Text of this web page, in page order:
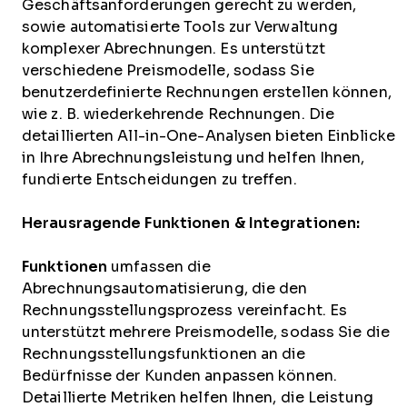
Geschäftsanforderungen gerecht zu werden,
sowie automatisierte Tools zur Verwaltung
komplexer Abrechnungen. Es unterstützt
verschiedene Preismodelle, sodass Sie
benutzerdefinierte Rechnungen erstellen können,
wie z. B. wiederkehrende Rechnungen. Die
detaillierten All-in-One-Analysen bieten Einblicke
in Ihre Abrechnungsleistung und helfen Ihnen,
fundierte Entscheidungen zu treffen.
Herausragende Funktionen & Integrationen:
Funktionen umfassen die
Abrechnungsautomatisierung, die den
Rechnungsstellungsprozess vereinfacht. Es
unterstützt mehrere Preismodelle, sodass Sie die
Rechnungsstellungsfunktionen an die
Bedürfnisse der Kunden anpassen können.
Detaillierte Metriken helfen Ihnen, die Leistung